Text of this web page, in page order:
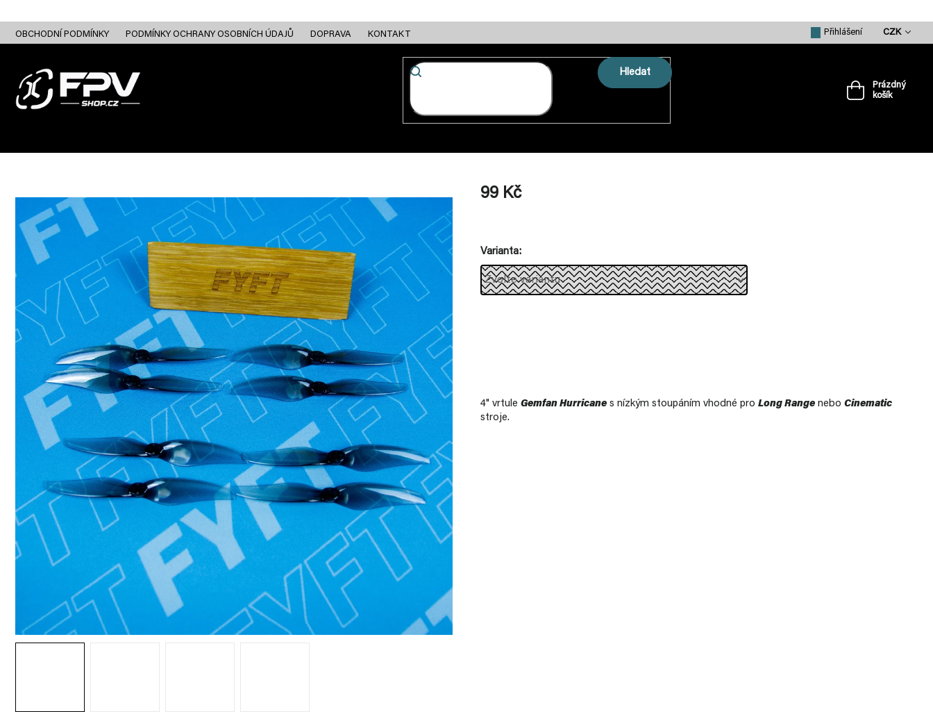
obsahOBCHODNÍ PODMÍNKY PODMÍNKY OCHRANY OSOBNÍCH ÚDAJŮ DOPRAVA KONTAKT CZK
Přihlášení
Hledat
Nákupní
Prázdný
košík
99 Kč
Varianta
4" vrtule Gemfan Hurricane s nízkým stoupáním vhodné pro Long Range nebo Cinematic
stroje.